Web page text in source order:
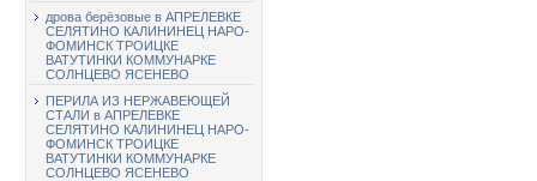
дрова берёзовые в АПРЕЛЕВКЕ
СЕЛЯТИНО КАЛИНИНЕЦ НАРО-
ФОМИНСК ТРОИЦКЕ
ВАТУТИНКИ КОММУНАРКЕ
СОЛНЦЕВО ЯСЕНЕВО
ПЕРИЛА ИЗ НЕРЖАВЕЮЩЕЙ
СТАЛИ в АПРЕЛЕВКЕ
СЕЛЯТИНО КАЛИНИНЕЦ НАРО-
ФОМИНСК ТРОИЦКЕ
ВАТУТИНКИ КОММУНАРКЕ
СОЛНЦЕВО ЯСЕНЕВО